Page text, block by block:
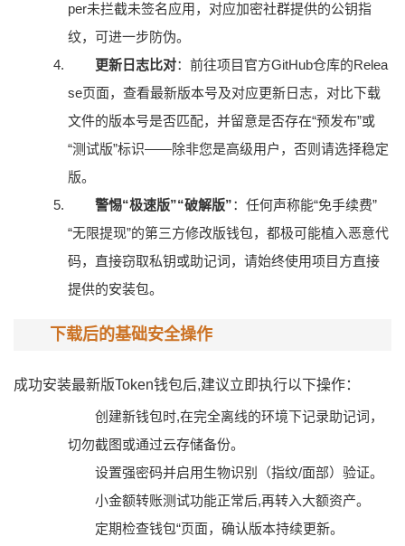
per未拦截未签名应用，对应加密社群提供的公钥指
纹，可进一步防伪。
更新日志比对：前往项目官方GitHub仓库的Relea
se页面，查看最新版本号及对应更新日志，对比下载
文件的版本号是否匹配，并留意是否存在“预发布”或
“测试版”标识——除非您是高级用户，否则请选择稳定
版。
警惕“极速版”“破解版”：任何声称能“免手续费”
“无限提现”的第三方修改版钱包，都极可能植入恶意代
码，直接窃取私钥或助记词，请始终使用项目方直接
提供的安装包。
下载后的基础安全操作
成功安装最新版Token钱包后,建议立即执行以下操作：
创建新钱包时,在完全离线的环境下记录助记词，
切勿截图或通过云存储备份。
设置强密码并启用生物识别（指纹/面部）验证。
小金额转账测试功能正常后,再转入大额资产。
定期检查钱包“页面，确认版本持续更新。